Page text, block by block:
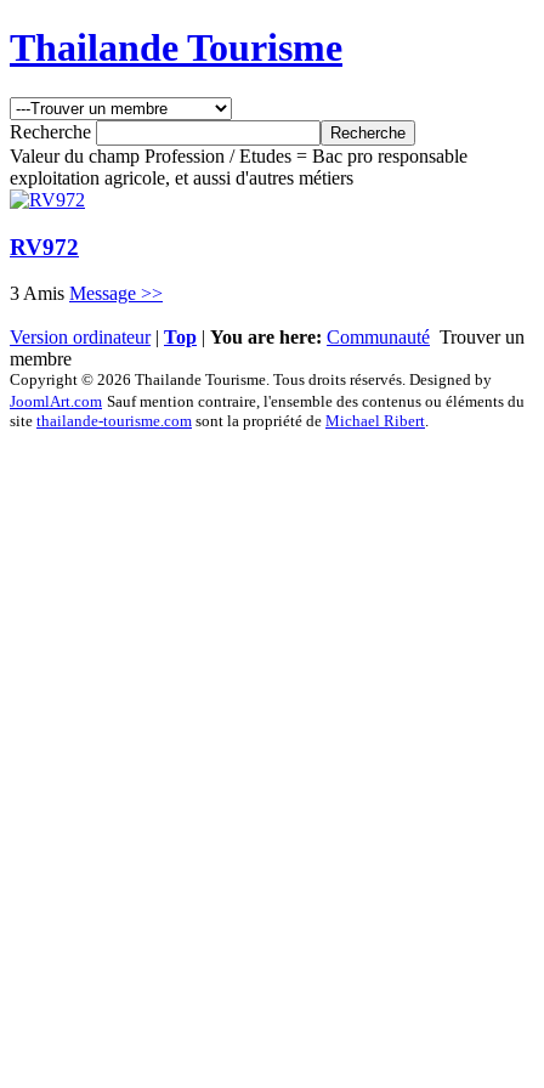
Thailande Tourisme
Recherche
Valeur du champ Profession / Etudes = Bac pro responsable
exploitation agricole, et aussi d'autres métiers
RV972
3 Amis Message >>
Version ordinateur| Top | You are here: Communauté Trouver un
membre
Copyright © 2026 Thailande Tourisme. Tous droits réservés. Designed by
JoomlArt.com Sauf mention contraire, l'ensemble des contenus ou éléments du
site thailande-tourisme.com sont la propriété de Michael Ribert.